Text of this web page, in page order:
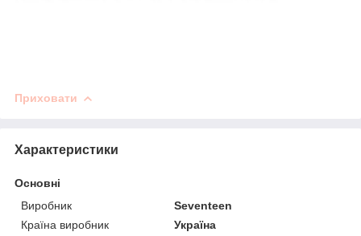
Приховати
Характеристики
Основні
Виробник
Seventeen
Країна виробник
Україна